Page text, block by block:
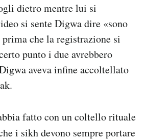
dietro mentre lui si
si sente Digwa dire «sono
che la registrazione si
punto i due avrebbero
aveva infine accoltellato
fatto con un coltello rituale
i sikh devono sempre portare